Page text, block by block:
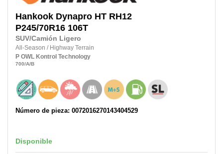
Hankook Dynapro HT RH12
P245/70R16 106T
SUV/Camión Ligero
All-Season / Highway Terrain
P OWL Kontrol Technology
700/A/B
Número de pieza: 0072016270143404529
Disponible